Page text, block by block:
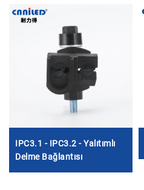
IPC3.1 - IPC3.2 - Yalıtımlı
Delme Bağlantısı